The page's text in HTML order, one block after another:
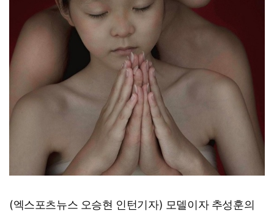
(엑스포츠뉴스 오승현 인턴기자) 모델이자 추성훈의